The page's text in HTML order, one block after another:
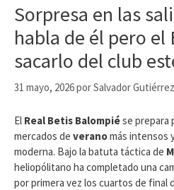
Sorpresa en las
habla de él pero el
sacarlo del club
31 mayo, 2026porSalvador Gutiérrez
​El Real Betis Balompiése prepara
mercados de veranomás intensos
moderna. Bajo la batuta táctica de
heliopólitano ha completado una
por primera vez los cuartos de final